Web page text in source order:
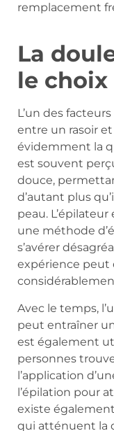
remplacement
La
le choix
L’un des
entre un rasoir
évidemment la
est souvent
douce,
d’autant plus
peau.
une méthode
s’avérer
expérience peut
Avec le temps,
peut entraîner
est également
personnes
l’application
l’épilation pour
existe
qui atténuent la